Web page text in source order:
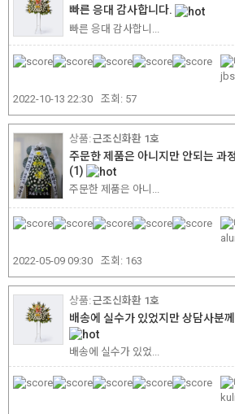
빠른 응대 감사합니다.
빠른 응대 감사합니...
2022-10-13 22:30 조회: 57
근조신화환 1호
주문한 제품은 아니지만 안되는 과
(1)
주문한 제품은 아니...
2022-05-09 09:30 조회: 163
근조신화환 1호
배송에 실수가 있었지만 상담사분
배송에 실수가 있었...